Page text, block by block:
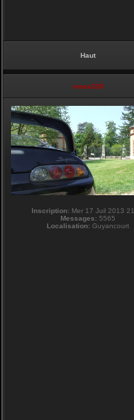
Haut
vmax330
Inscription:Mer 17 Juil 2013
Messages: 5565
Localisation: Guyancourt